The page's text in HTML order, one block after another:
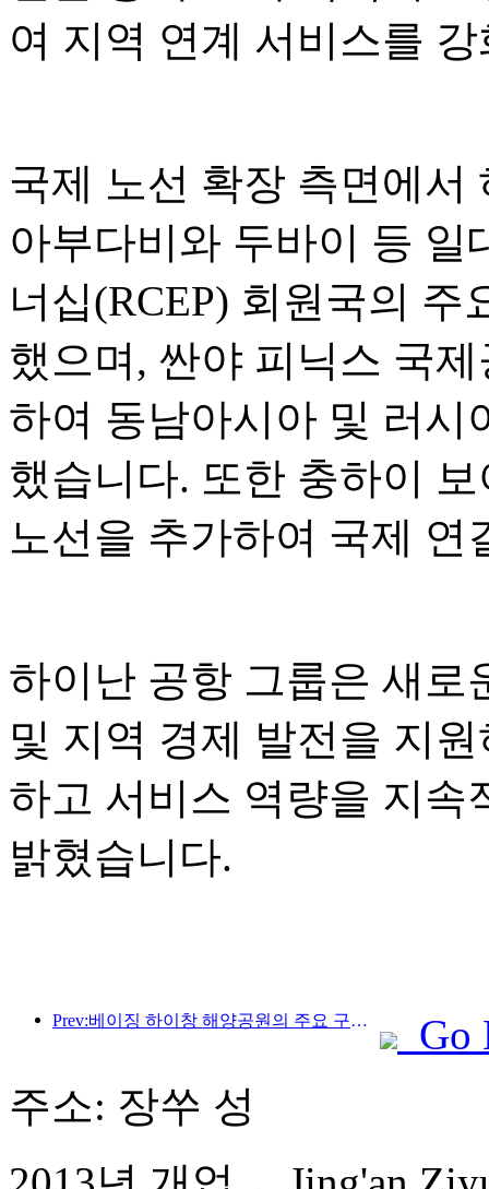
여 지역 연계 서비스를
국제 노선 확장 측면에서
아부다비와 두바이 등
너십(RCEP) 회원국의
했으며, 싼야 피닉스 국
하여 동남아시아 및 러시
했습니다. 또한 충하이
노선을 추가하여 국제
하이난 공항 그룹은 새로
및 지역 경제 발전을 지
하고 서비스 역량을 지속
밝혔습니다.
Prev:베이징 하이창 해양공원의 주요 구조물은 연내 상량될 예정이며, 완공 및 개장은 2027년으로 예상됩니다.
Go
주소: 장쑤 성